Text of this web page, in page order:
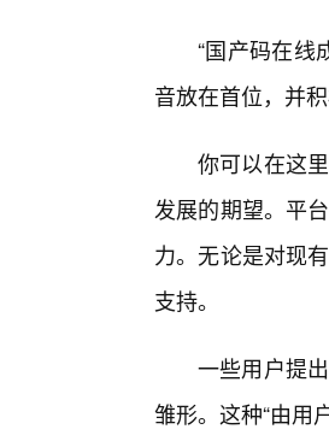
“国产码在线
音放在首位，并
你可以在这
发展的期望。平
力。无论是对现
支持。
一些用户提
雏形。这种“由用